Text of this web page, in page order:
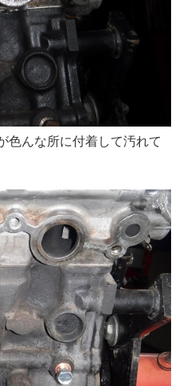
色んな所に付着して汚れて